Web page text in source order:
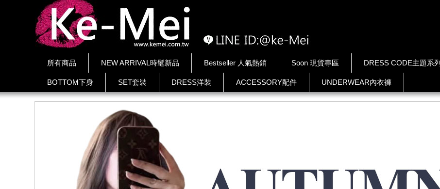
所有商品 NEW ARRIVAL時髦新品 Bestseller 人氣熱銷 Soon 現貨專區 DRESS CODE主題系列
BOTTOM下身 SET套裝 DRESS洋裝 ACCESSORY配件 UNDERWEAR內衣褲